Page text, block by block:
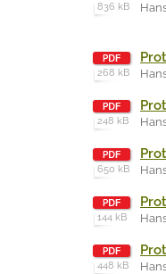
836 kB
268 kB
248 kB
650 kB
144 kB
448 kB